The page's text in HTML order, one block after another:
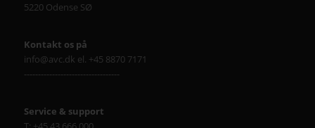
5220 Odense SØ
Kontakt os på
info@avc.dk el. +45 8870 7171
----------------------------------
Service & support